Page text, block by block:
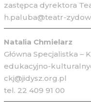
zastępca dyrektora
h.paluba@teatr-
Natalia Chmielarz
Główna Specjalistka
edukacyjno-
ckj@jidysz.org.pl
tel. 22 409 91 00